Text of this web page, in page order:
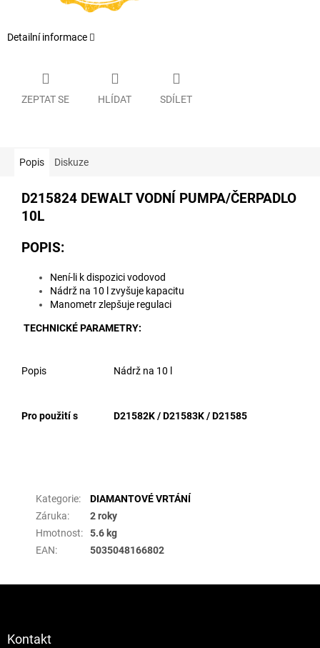
Detailní informace
ZEPTAT SE HLÍDAT SDÍLET
Popis Diskuze
D215824 DEWALT VODNÍ PUMPA/ČERPADLO
10L
POPIS:
Není-li k dispozici vodovod
Nádrž na 10 l zvyšuje kapacitu
Manometr zlepšuje regulaci
TECHNICKÉ PARAMETRY:
Popis Nádrž na 10 l
Pro použití s D21582K / D21583K / D21585
Kategorie:
DIAMANTOVÉ VRTÁNÍ
Záruka:
2 roky
Hmotnost:
5.6 kg
EAN: 5035048166802
Kontakt